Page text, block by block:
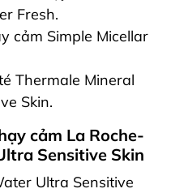
Fresh.
cảm Simple Micellar
Thermale Mineral
Skin.
cảm La Roche-
Sensitive Skin
Ultra Sensitive